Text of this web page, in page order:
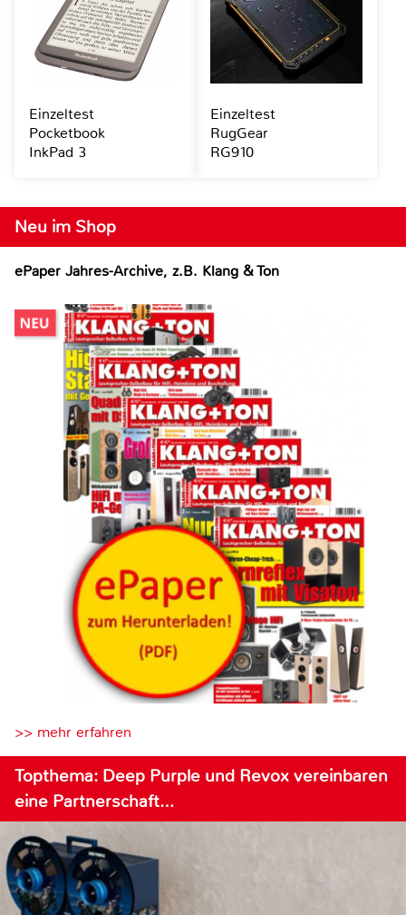
Neu im Shop
ePaper Jahres-Archive, z.B. Klang & Ton
>> mehr erfahren
Topthema: Deep Purple und Revox vereinbaren
eine Partnerschaft…
Einzeltest
Pocketbook
InkPad 3
Einzeltest
RugGear
RG910